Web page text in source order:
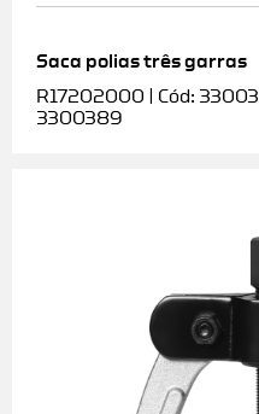
Saca polias três garras
R17202000 | Cód:
3300389